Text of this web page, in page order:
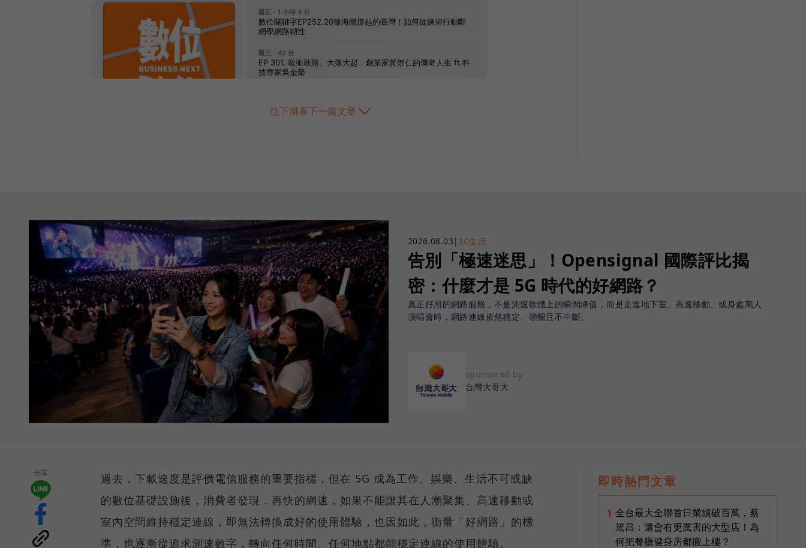
往下滑看下一篇文章
2026.08.03 | 3C生活
告別「極速迷思」！Opensignal 國際評比揭
密：什麼才是 5G 時代的好網路？
真正好用的網路服務，不是測速軟體上的瞬間峰值，而是走進地下室、高速移動、或身處萬人
演唱會時，網路連線依然穩定、順暢且不中斷。
sponsored by
台灣大哥大
分享
過去，下載速度是評價電信服務的重要指標，但在 5G 成為工作、娛樂、生活不可或缺
的數位基礎設施後，消費者發現，再快的網速，如果不能讓其在人潮聚集、高速移動或
室內空間維持穩定連線，即無法轉換成好的使用體驗，也因如此，衡量「好網路」的標
準，也逐漸從追求測速數字，轉向任何時間、任何地點都能穩定連線的使用體驗。
即時熱門文章
1 全台最大全聯首日業績破百萬，蔡
篤昌：還會有更厲害的大型店！為
何把餐廳健身房都搬上樓？